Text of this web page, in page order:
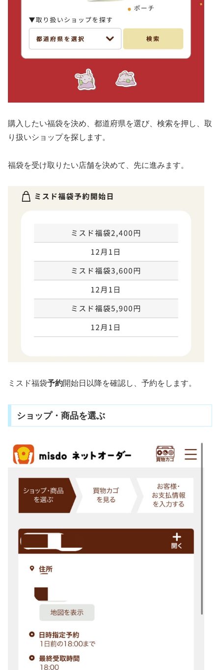
購入したい福袋を決め、都道府県を選び、検索を押し、取
り扱いショップを探します。
福袋を受け取りたい店舗を決めて、先に進みます。
ミスド福袋予約開始日以降を確認し、予約をします。
ショップ・商品を選ぶ